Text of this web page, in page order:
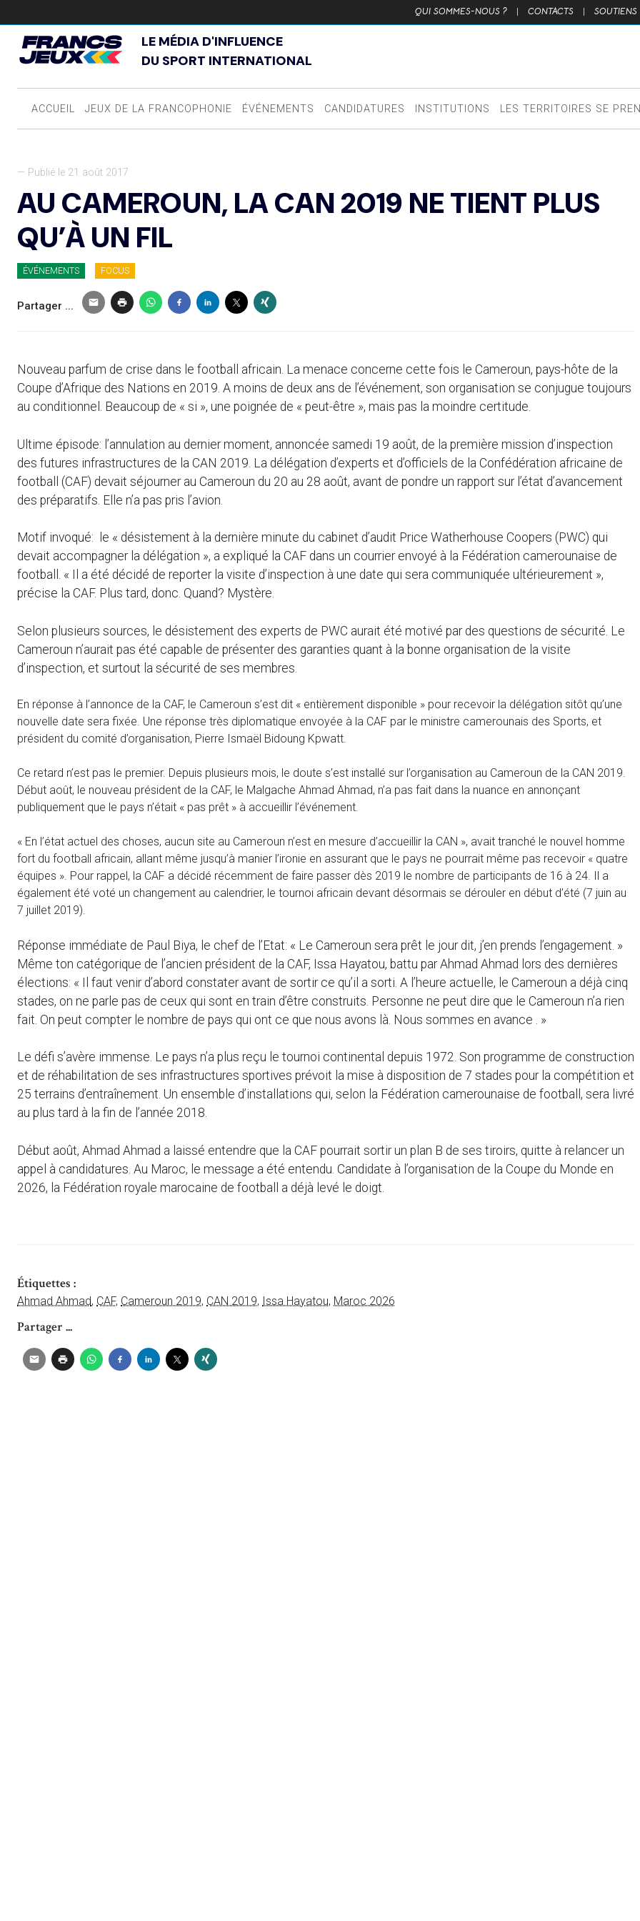
QUI SOMMES-NOUS ? | CONTACTS | SOUTIENS
LE MÉDIA D'INFLUENCE
DU SPORT INTERNATIONAL
ACCUEIL JEUX DE LA FRANCOPHONIE ÉVÉNEMENTS CANDIDATURES INSTITUTIONS LES TERRITOIRES SE
— Publié le 21 août 2017
AU CAMEROUN, LA CAN 2019 NE TIENT PLUS
QU’À UN FIL
ÉVÉNEMENTS FOCUS
Partager ...
Nouveau parfum de crise dans le football africain. La menace concerne cette fois le Cameroun, pays-hôte de la
Coupe d’Afrique des Nations en 2019. A moins de deux ans de l’événement, son organisation se conjugue toujours
au conditionnel. Beaucoup de « si », une poignée de « peut-être », mais pas la moindre certitude.
Ultime épisode: l’annulation au dernier moment, annoncée samedi 19 août, de la première mission d’inspection
des futures infrastructures de la CAN 2019. La délégation d’experts et d’officiels de la Confédération africaine de
football (CAF) devait séjourner au Cameroun du 20 au 28 août, avant de pondre un rapport sur l’état d’avancement
des préparatifs. Elle n’a pas pris l’avion.
Motif invoqué: le « désistement à la dernière minute du cabinet d’audit Price Watherhouse Coopers (PWC) qui
devait accompagner la délégation », a expliqué la CAF dans un courrier envoyé à la Fédération camerounaise de
football. « Il a été décidé de reporter la visite d’inspection à une date qui sera communiquée ultérieurement »,
précise la CAF. Plus tard, donc. Quand? Mystère.
Selon plusieurs sources, le désistement des experts de PWC aurait été motivé par des questions de sécurité. Le
Cameroun n’aurait pas été capable de présenter des garanties quant à la bonne organisation de la visite
d’inspection, et surtout la sécurité de ses membres.
En réponse à l’annonce de la CAF, le Cameroun s’est dit « entièrement disponible » pour recevoir la délégation sitôt qu’une
nouvelle date sera fixée. Une réponse très diplomatique envoyée à la CAF par le ministre camerounais des Sports, et
président du comité d’organisation, Pierre Ismaël Bidoung Kpwatt.
Ce retard n’est pas le premier. Depuis plusieurs mois, le doute s’est installé sur l’organisation au Cameroun de la CAN 2019.
Début août, le nouveau président de la CAF, le Malgache Ahmad Ahmad, n’a pas fait dans la nuance en annonçant
publiquement que le pays n’était « pas prêt » à accueillir l’événement.
« En l’état actuel des choses, aucun site au Cameroun n’est en mesure d’accueillir la CAN », avait tranché le nouvel homme
fort du football africain, allant même jusqu’à manier l’ironie en assurant que le pays ne pourrait même pas recevoir « quatre
équipes ». Pour rappel, la CAF a décidé récemment de faire passer dès 2019 le nombre de participants de 16 à 24. Il a
également été voté un changement au calendrier, le tournoi africain devant désormais se dérouler en début d’été (7 juin au
7 juillet 2019).
Réponse immédiate de Paul Biya, le chef de l’Etat: « Le Cameroun sera prêt le jour dit, j’en prends l’engagement. »
Même ton catégorique de l’ancien président de la CAF, Issa Hayatou, battu par Ahmad Ahmad lors des dernières
élections: « Il faut venir d’abord constater avant de sortir ce qu’il a sorti. A l’heure actuelle, le Cameroun a déjà cinq
stades, on ne parle pas de ceux qui sont en train d’être construits. Personne ne peut dire que le Cameroun n’a rien
fait. On peut compter le nombre de pays qui ont ce que nous avons là. Nous sommes en avance . »
Le défi s’avère immense. Le pays n’a plus reçu le tournoi continental depuis 1972. Son programme de construction
et de réhabilitation de ses infrastructures sportives prévoit la mise à disposition de 7 stades pour la compétition et
25 terrains d’entraînement. Un ensemble d’installations qui, selon la Fédération camerounaise de football, sera livré
au plus tard à la fin de l’année 2018.
Début août, Ahmad Ahmad a laissé entendre que la CAF pourrait sortir un plan B de ses tiroirs, quitte à relancer un
appel à candidatures. Au Maroc, le message a été entendu. Candidate à l’organisation de la Coupe du Monde en
2026, la Fédération royale marocaine de football a déjà levé le doigt.
Étiquettes :
Ahmad Ahmad, CAF, Cameroun 2019, CAN 2019, Issa Hayatou, Maroc 2026
Partager ...